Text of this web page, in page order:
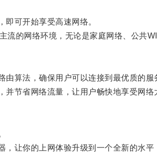
可开始享受高速网络。
网络环境，无论是家庭网络、公共
算法，确保用户可以连接到最优质的服
节省网络流量，让用户畅快地享受网络
让你的上网体验升级到一个全新的水平